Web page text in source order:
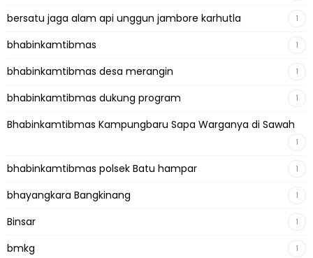
bersatu jaga alam api unggun jambore karhutla 1
bhabinkamtibmas 1
bhabinkamtibmas desa merangin 1
bhabinkamtibmas dukung program 1
Bhabinkamtibmas Kampungbaru Sapa Warganya di Sawah
1
bhabinkamtibmas polsek Batu hampar 1
bhayangkara Bangkinang 1
Binsar 1
bmkg 1